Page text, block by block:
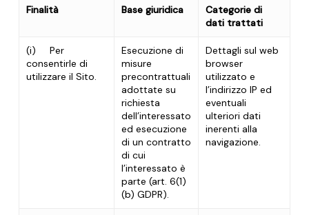
Finalità Base giuridica
Categorie di
dati trattati
(i) Per
consentirle di
utilizzare il Sito.
Esecuzione di
misure
precontrattuali
adottate su
richiesta
dell’interessato
ed esecuzione
di un contratto
di cui
l’interessato è
parte (art. 6(1)
(b) GDPR).
Dettagli sul web
browser
utilizzato e
l’indirizzo IP ed
eventuali
ulteriori dati
inerenti alla
navigazione.